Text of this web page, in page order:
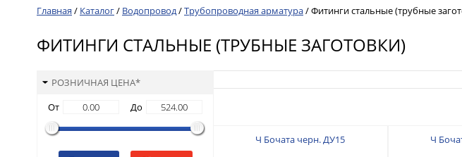
Главная / Каталог/ Водопровод/Трубопроводная арматура/Фитинги стальные (трубные
ФИТИНГИ СТАЛЬНЫЕ (ТРУБНЫЕ ЗАГОТОВКИ)
РОЗНИЧНАЯ ЦЕНА*
От
До
Ч Бочата черн. ДУ15 Ч